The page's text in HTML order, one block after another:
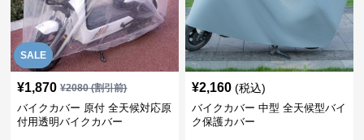
SALE
¥1,870 ¥2080(割引前)
バイクカバー 原付 全天候対応原
付用透明バイクカバー
¥2,160 (税込)
バイクカバー 中型 全天候型バイ
ク保護カバー